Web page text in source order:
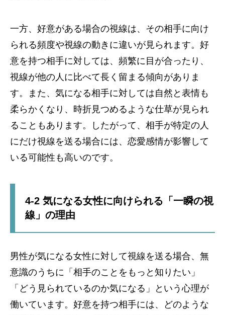
一方、好意がある場合の視線は、その相手に向け
られる頻度や視線の動きに違いが見られます。好
意を持つ相手に対しては、頻繁に目が合ったり、
視線が他の人に比べて長く留まる傾向がありま
す。また、気になる相手に対しては自然と表情も
柔らかくなり、時折見つめるような仕草が見られ
ることもあります。したがって、相手が特定の人
にだけ視線を送る場合には、恋愛感情が影響して
いる可能性も高いのです。
4-2 気になる女性に向けられる「一瞬の視
線」の理由
男性が気になる女性に対して視線を送る場合、無
意識のうちに「相手のことをもっと知りたい」
「どう見られているのか気になる」という心理が
働いています。好意を持つ相手には、どのような